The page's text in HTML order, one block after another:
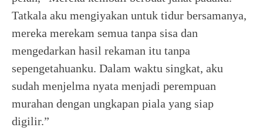
Tatkala aku mengiyakan untuk tidur bersamanya,
mereka merekam semua tanpa sisa dan
mengedarkan hasil rekaman itu tanpa
sepengetahuanku. Dalam waktu singkat, aku
sudah menjelma nyata menjadi perempuan
murahan dengan ungkapan piala yang siap
digilir.”